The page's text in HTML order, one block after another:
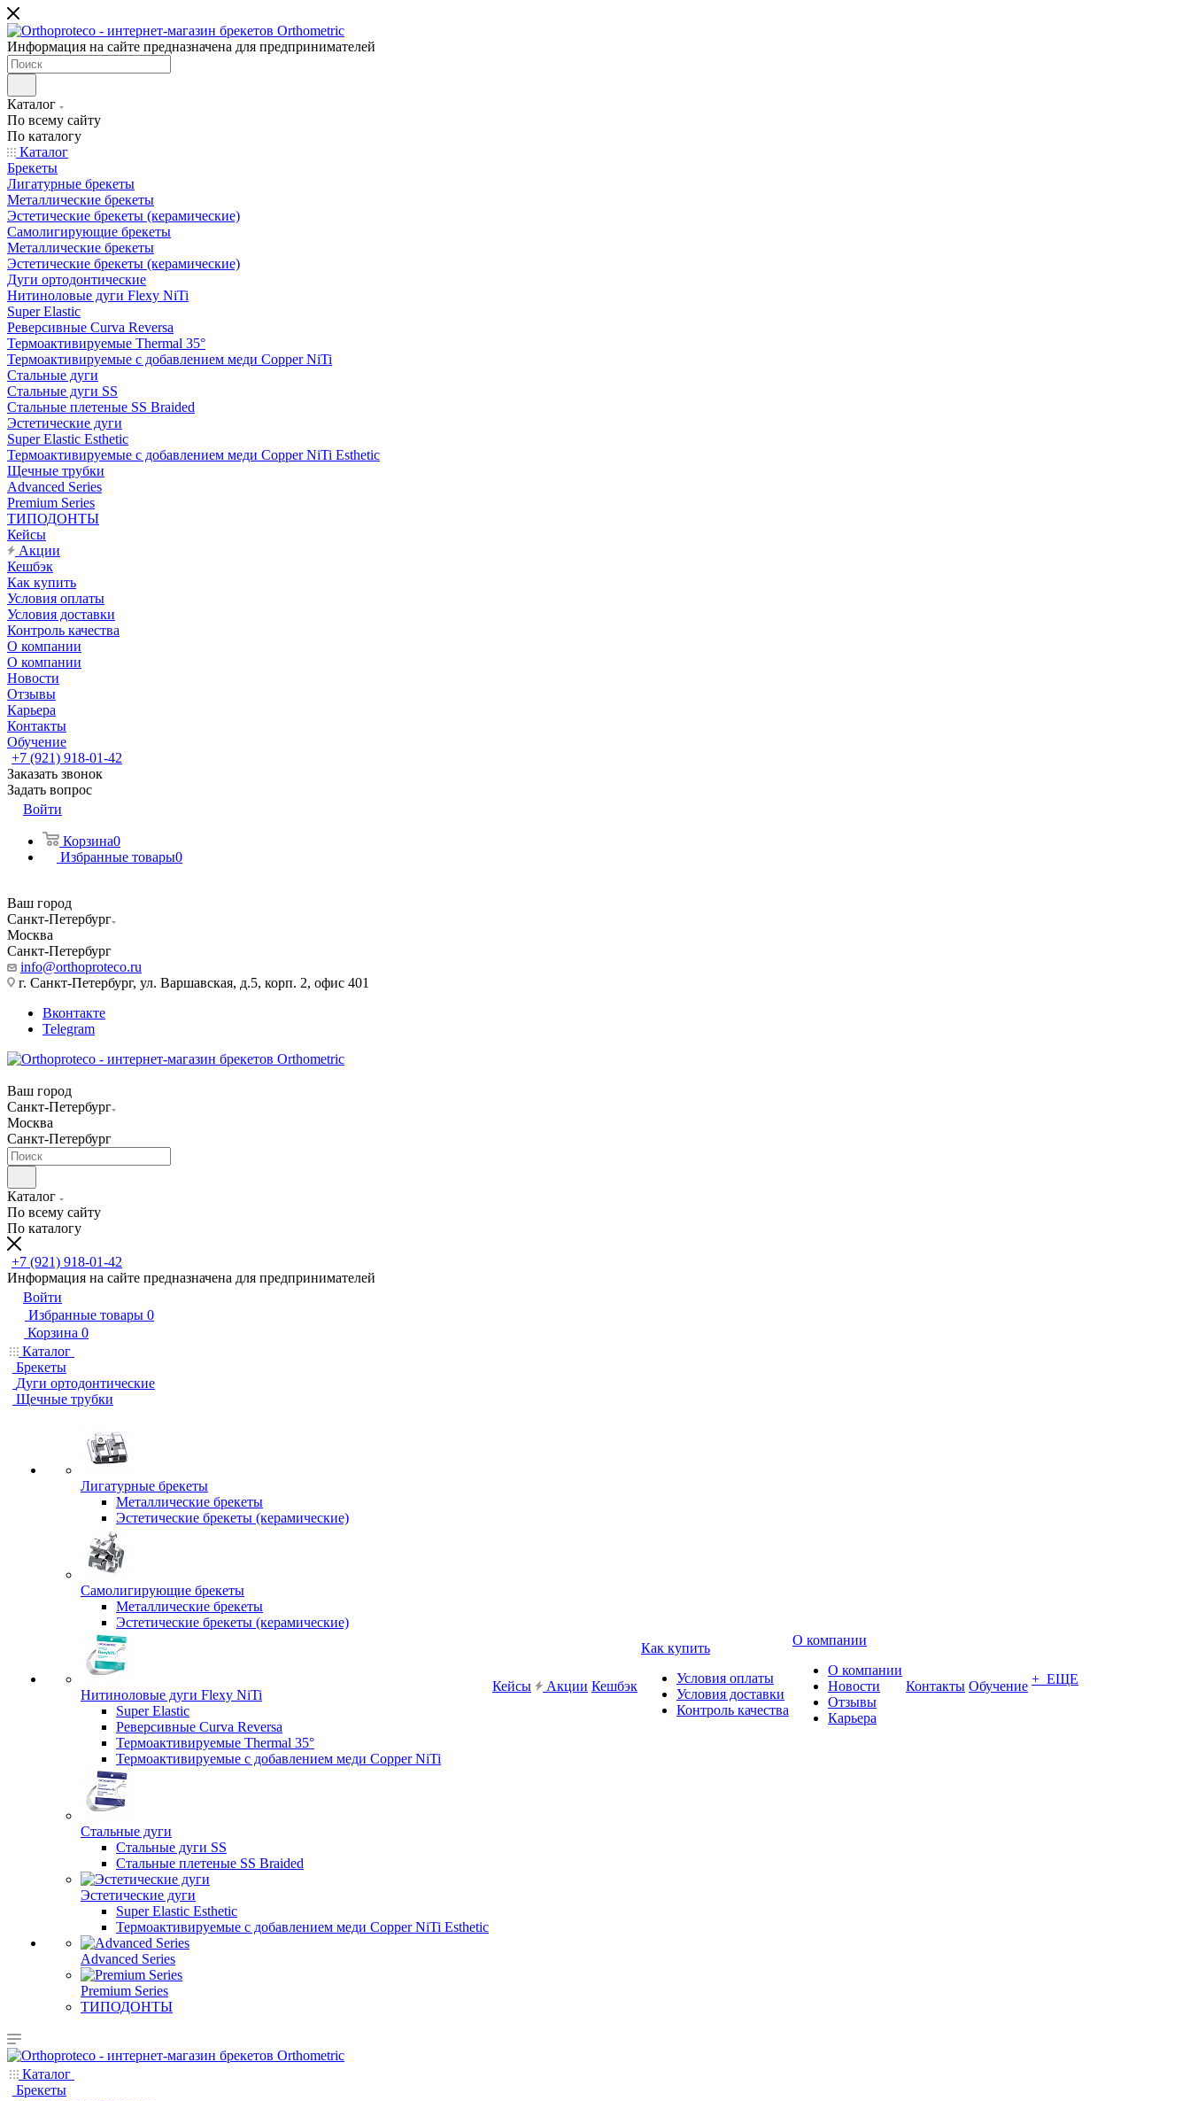
Информация на сайте предназначена для предпринимателей
Каталог
По всему сайту
По каталогу
Каталог
Брекеты
Лигатурные брекеты
Металлические брекеты
Эстетические брекеты (керамические)
Самолигирующие брекеты
Металлические брекеты
Эстетические брекеты (керамические)
Дуги ортодонтические
Нитиноловые дуги Flexy NiTi
Super Elastic
Реверсивные Curva Reversa
Термоактивируемые Thermal 35°
Термоактивируемые с добавлением меди Copper NiTi
Стальные дуги
Стальные дуги SS
Стальные плетеные SS Braided
Эстетические дуги
Super Elastic Esthetic
Термоактивируемые с добавлением меди Copper NiTi Esthetic
Щечные трубки
Advanced Series
Premium Series
ТИПОДОНТЫ
Кейсы
Акции
Кешбэк
Как купить
Условия оплаты
Условия доставки
Контроль качества
О компании
О компании
Новости
Отзывы
Карьера
Контакты
Обучение
+7 (921) 918-01-42
Заказать звонок
Задать вопрос
Войти
Корзина0
Избранные товары0
Ваш город
Санкт-Петербург
Москва
Санкт-Петербург
info@orthoproteco.ru
г. Санкт-Петербург, ул. Варшавская, д.5, корп. 2, офис 401
Вконтакте
Telegram
Ваш город
Санкт-Петербург
Москва
Санкт-Петербург
Каталог
По всему сайту
По каталогу
+7 (921) 918-01-42
Информация на сайте предназначена для предпринимателей
Войти
Избранные товары 0
Корзина 0
Каталог
Брекеты
Дуги ортодонтические
Щечные трубки
Лигатурные брекеты
Металлические брекеты
Эстетические брекеты (керамические)
Самолигирующие брекеты
Металлические брекеты
Эстетические брекеты (керамические)
Нитиноловые дуги Flexy NiTi
Super Elastic
Реверсивные Curva Reversa
Термоактивируемые Thermal 35°
Термоактивируемые с добавлением меди Copper NiTi
Стальные дуги
Стальные дуги SS
Стальные плетеные SS Braided
Эстетические дуги
Super Elastic Esthetic
Термоактивируемые с добавлением меди Copper NiTi Esthetic
Advanced Series
Premium Series
ТИПОДОНТЫ
Кейсы Акции Кешбэк
Как купить
Условия оплаты
Условия доставки
Контроль качества
О компании
О компании
Новости
Отзывы
Карьера
Контакты Обучение + ЕЩЕ
Каталог
Брекеты